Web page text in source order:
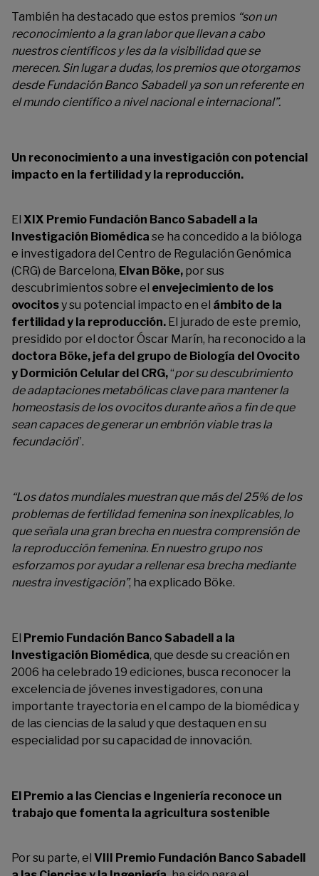
También ha destacado que estos premios “son un
reconocimiento a la gran labor que llevan a cabo
nuestros científicos y les da la visibilidad que se
merecen. Sin lugar a dudas, los premios que otorgamos
desde Fundación Banco Sabadell ya son un referente en
el mundo científico a nivel nacional e internacional”.
Un reconocimiento a una investigación con potencial
impacto en la fertilidady la reproducción.
El XIX Premio Fundación Banco Sabadell a la
Investigación Biomédica se ha concedido a la bióloga
e investigadora del Centro de Regulación Genómica
(CRG) de Barcelona, Elvan Böke, por sus
descubrimientos sobre el envejecimiento de los
ovocitosy su potencial impacto en el ámbito de la
fertilidad y la reproducción. El jurado de este premio,
presidido por el doctor Óscar Marín, ha reconocido a la
doctora Böke, jefa del grupo de Biología del Ovocito
y Dormición Celular del CRG,“por su descubrimiento
de adaptaciones metabólicas clave para mantener la
homeostasis de los ovocitos durante años a fin de que
sean capaces de generar un embrión viable tras la
fecundación”.
“Los datos mundiales muestran que más del 25% de los
problemas de fertilidad femenina son inexplicables, lo
que señala una gran brecha en nuestra comprensión de
la reproducción femenina. En nuestro grupo nos
esforzamos por ayudar a rellenar esa brecha mediante
nuestra investigación”, ha explicado Böke.
El Premio Fundación Banco Sabadell a la
Investigación Biomédica, que desde su creación en
2006 ha celebrado 19 ediciones, busca reconocer la
excelencia de jóvenes investigadores, con una
importante trayectoria en el campo de la biomédica y
de las ciencias de la salud y que destaquen en su
especialidad por su capacidad de innovación.
El Premio a las Ciencias e Ingeniería reconoce un
trabajo que fomenta la agricultura sostenible
Por su parte, el VIII Premio Fundación Banco Sabadell